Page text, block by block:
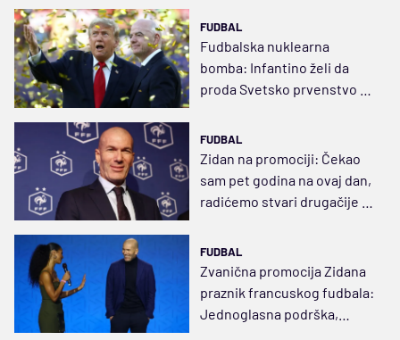
FUDBAL
Fudbalska nuklearna
bomba: Infantino želi da
proda Svetsko prvenstvo za
FUDBAL
Zidan na promociji: Čekao
sam pet godina na ovaj dan,
radićemo stvari drugačije i
FUDBAL
Zvanična promocija Zidana
praznik francuskog fudbala:
Jednoglasna podrška,